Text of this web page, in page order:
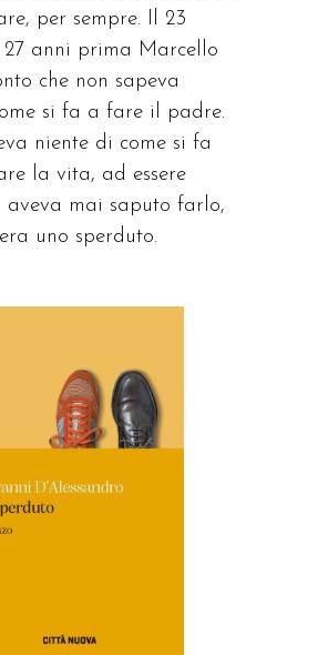
per sempre. Il 23
anni prima Marcello
che non sapeva
si fa a fare il padre.
niente di come si fa
la vita, ad essere
aveva mai saputo farlo,
uno sperduto.